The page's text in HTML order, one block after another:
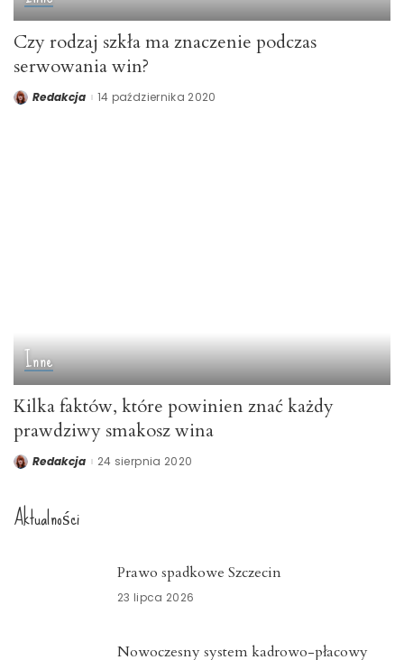
Czy rodzaj szkła ma znaczenie podczas
serwowania win?
PostedRedakcja 14 października 2020
Inne
Kilka faktów, które powinien znać każdy
prawdziwy smakosz wina
PostedRedakcja 24 sierpnia 2020
Aktualności
Prawo spadkowe Szczecin
23 lipca 2026
Nowoczesny system kadrowo-płacowy